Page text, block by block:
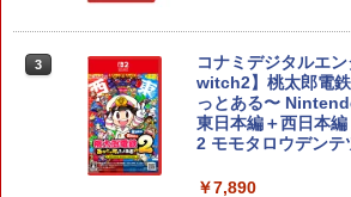
ニンテンドープリ
ンラインコード版
￥9,000
￥11,849
【純正品】
トローラー ミッド
ZCT2J01)
4
【純正品】Xbox 充
B-C ケーブル
￥2,618
り来たる！スタジ
ボード付) [Blu-ray]
￥10,780
3
コナミデジタルエ
witch2】桃太郎電
っとある〜
東日本編＋西日本
2 モモタロウデンテ
￥7,890